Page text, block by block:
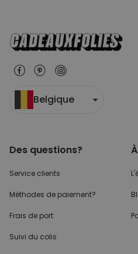
Belgique
Des questions?
Service clients
Méthodes de paiement?
Frais de port
Suivi du colis